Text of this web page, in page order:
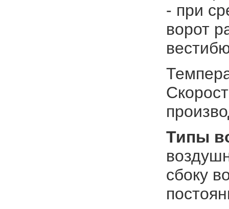
- при
ворот
Типы
сбоку